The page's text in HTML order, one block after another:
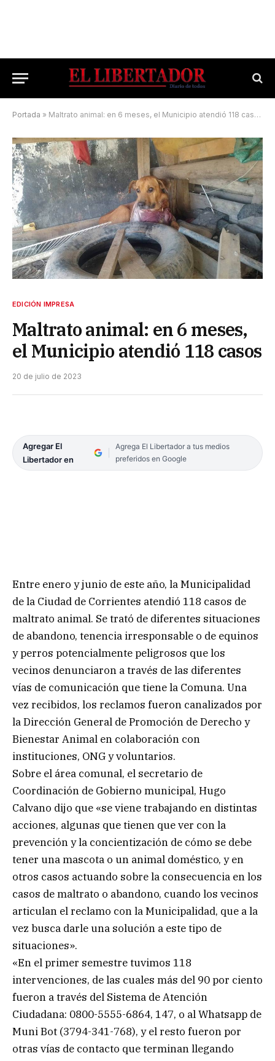
Portada » Maltrato animal: en 6 meses, el Municipio atendió 118 casos
EDICIÓN IMPRESA
Maltrato animal: en 6 meses,
el Municipio atendió 118 casos
20 de julio de 2023
Agregar El
Libertador en
Agrega El Libertador a tus medios
preferidos en Google
Entre enero y junio de este año, la Municipalidad
de la Ciudad de Corrientes atendió 118 casos de
maltrato animal. Se trató de diferentes situaciones
de abandono, tenencia irresponsable o de equinos
y perros potencialmente peligrosos que los
vecinos denunciaron a través de las diferentes
vías de comunicación que tiene la Comuna. Una
vez recibidos, los reclamos fueron canalizados por
la Dirección General de Promoción de Derecho y
Bienestar Animal en colaboración con
instituciones, ONG y voluntarios.
Sobre el área comunal, el secretario de
Coordinación de Gobierno municipal, Hugo
Calvano dijo que «se viene trabajando en distintas
acciones, algunas que tienen que ver con la
prevención y la concientización de cómo se debe
tener una mascota o un animal doméstico, y en
otros casos actuando sobre la consecuencia en los
casos de maltrato o abandono, cuando los vecinos
articulan el reclamo con la Municipalidad, que a la
vez busca darle una solución a este tipo de
situaciones».
«En el primer semestre tuvimos 118
intervenciones, de las cuales más del 90 por ciento
fueron a través del Sistema de Atención
Ciudadana: 0800-5555-6864, 147, o al Whatsapp de
Muni Bot (3794-341-768), y el resto fueron por
otras vías de contacto que terminan llegando